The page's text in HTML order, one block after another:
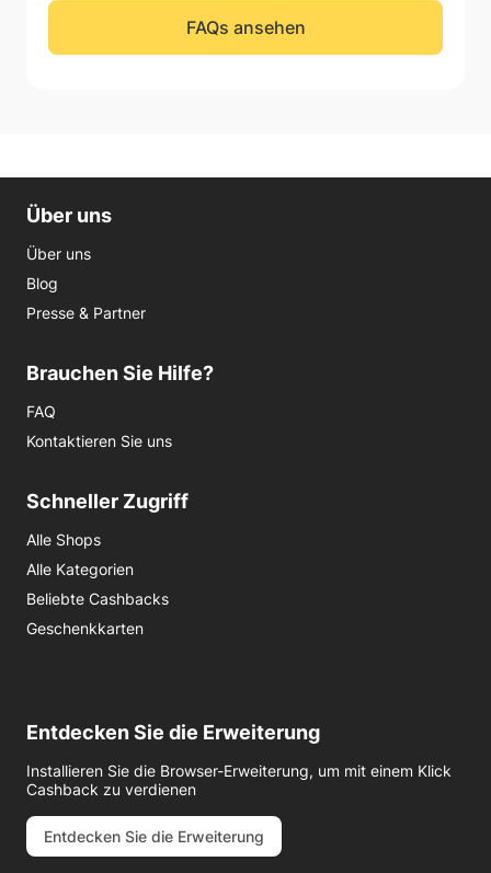
FAQs ansehen
Über uns
Über uns
Blog
Presse & Partner
Brauchen Sie Hilfe?
FAQ
Kontaktieren Sie uns
Schneller Zugriff
Alle Shops
Alle Kategorien
Beliebte Cashbacks
Geschenkkarten
Entdecken Sie die Erweiterung
Installieren Sie die Browser-Erweiterung, um mit einem Klick
Cashback zu verdienen
Entdecken Sie die Erweiterung